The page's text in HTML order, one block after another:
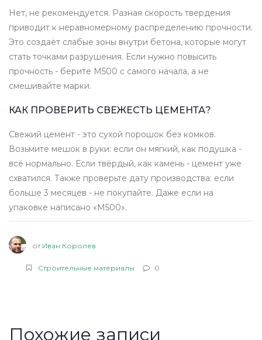
Нет, не рекомендуется. Разная скорость твердения
приводит к неравномерному распределению прочности.
Это создаёт слабые зоны внутри бетона, которые могут
стать точками разрушения. Если нужно повысить
прочность - берите М500 с самого начала, а не
смешивайте марки.
КАК ПРОВЕРИТЬ СВЕЖЕСТЬ ЦЕМЕНТА?
Свежий цемент - это сухой порошок без комков.
Возьмите мешок в руки: если он мягкий, как подушка -
всё нормально. Если твёрдый, как камень - цемент уже
схватился. Также проверьте дату производства: если
больше 3 месяцев - не покупайте. Даже если на
упаковке написано «М500».
от Иван Королев
Строительные материалы 0
Похожие записи